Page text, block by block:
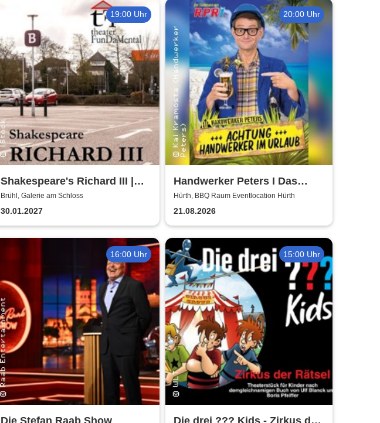
19:00 Uhr
Shakespeare's Richard III |
Galerie am Schloss Brühl
Brühl, Galerie am Schloss
30.01.2027
20:00 Uhr
Handwerker Peters I Das
Sommer Event | Achtung -
Handwerker im UrlaubOpen
Air
Hürth, BBQ Raum Eventlocation Hürth
21.08.2026
16:00 Uhr 15:00 Uhr